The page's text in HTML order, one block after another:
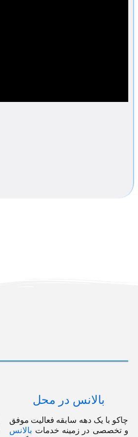
بالانس در محل
چاکو با یک دهه سابقه‌ فعالیت موفق
و تخصصی در زمینه خدمات بالانس